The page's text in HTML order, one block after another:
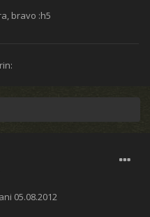
bravo :h5
05.08.2012